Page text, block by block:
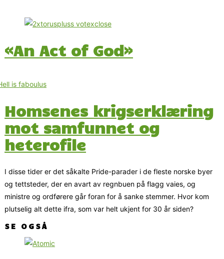
«An Act of God»
Homsenes krigserklæring
mot samfunnet og
heterofile
I disse tider er det såkalte Pride-parader i de fleste norske byer
og tettsteder, der en avart av regnbuen på flagg vaies, og
ministre og ordførere går foran for å sanke stemmer. Hvor kom
plutselig alt dette ifra, som var helt ukjent for 30 år siden?
SE OGSÅ